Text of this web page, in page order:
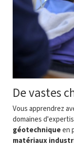
De vastes
Vous apprendrez
domaines
géotechniqueen
matériaux